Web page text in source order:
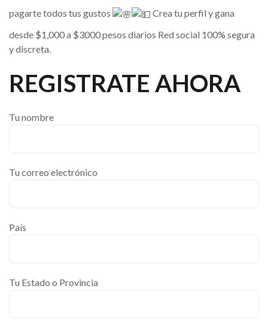
pagarte todos tus gustos
Crea tu perfil y gana
desde $1,000 a $3000 pesos diarios Red social 100% segura
y discreta.
REGISTRATE AHORA
Tu nombre
Tu correo electrónico
País
Tu Estado o Provincia